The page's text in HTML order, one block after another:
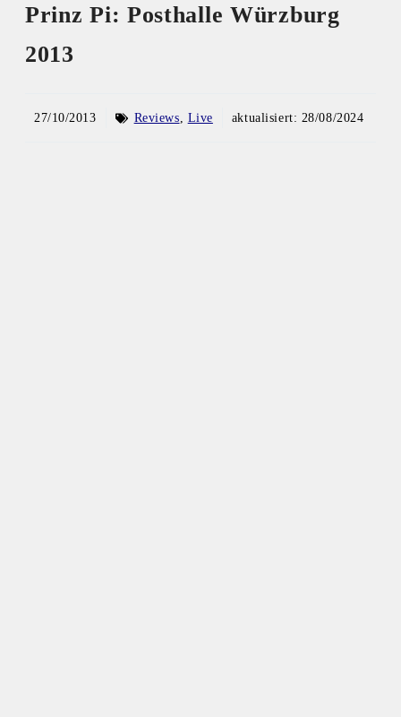
Prinz Pi: Posthalle Würzburg
2013
27/10/2013 Reviews, Live aktualisiert: 28/08/2024